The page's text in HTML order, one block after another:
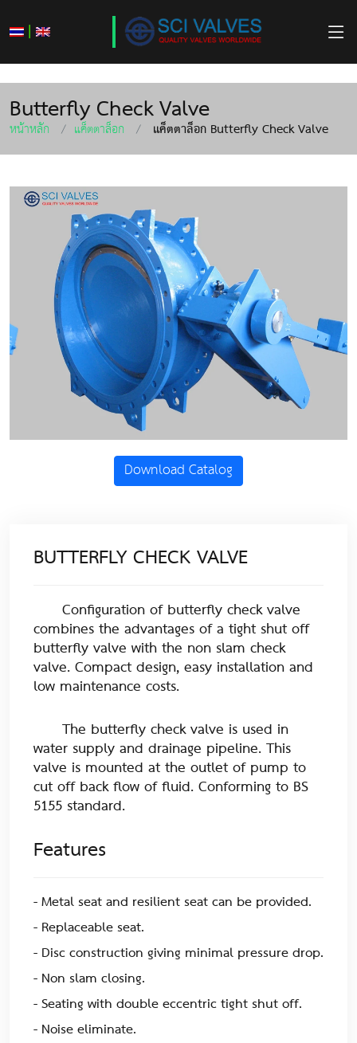
|
Butterfly Check Valve
หน้าหลัก แค็ตตาล็อก แค็ตตาล็อก Butterfly Check Valve
Download Catalog
BUTTERFLY CHECK VALVE
Configuration of butterfly check valve
combines the advantages of a tight shut off
butterfly valve with the non slam check
valve. Compact design, easy installation and
low maintenance costs.
The butterfly check valve is used in
water supply and drainage pipeline. This
valve is mounted at the outlet of pump to
cut off back flow of fluid. Conforming to BS
5155 standard.
Features
- Metal seat and resilient seat can be provided.
- Replaceable seat.
- Disc construction giving minimal pressure drop.
- Non slam closing.
- Seating with double eccentric tight shut off.
- Noise eliminate.